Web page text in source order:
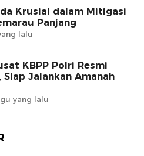
Krusial dalam Mitigasi
Panjang
lalu
KBPP Polri Resmi
Siap Jalankan Amanah
yang lalu